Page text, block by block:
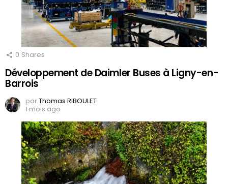
0 Shares
Développement de Daimler Buses à Ligny-en-
Barrois
parThomas RIBOULET
1 mois ago